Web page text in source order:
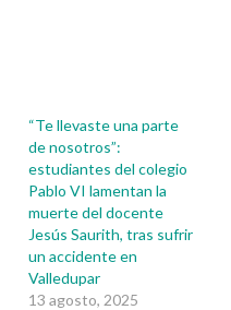
“Te llevaste una parte
de nosotros”:
estudiantes del colegio
Pablo VI lamentan la
muerte del docente
Jesús Saurith, tras sufrir
un accidente en
Valledupar
13 agosto, 2025